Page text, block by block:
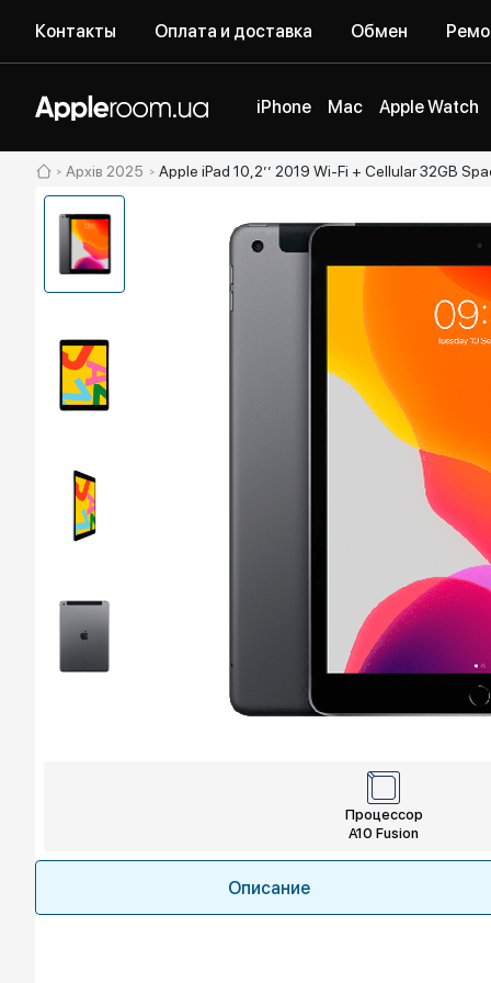
Контакты Оплата и доставка Обмен
iPhone Mac Apple Watch
Архів 2025 Apple iPad 10,2’’ 2019 Wi-Fi + Cellular 32GB
Процессор
A10 Fusion
Описание